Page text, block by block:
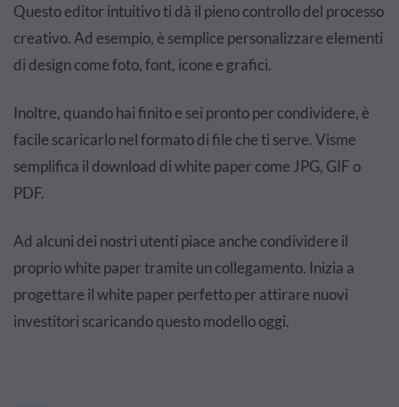
Questo editor intuitivo ti dà il pieno controllo del processo
creativo. Ad esempio, è semplice personalizzare elementi
di design come foto, font, icone e grafici.
Inoltre, quando hai finito e sei pronto per condividere, è
facile scaricarlo nel formato di file che ti serve. Visme
semplifica il download di white paper come JPG, GIF o
PDF.
Ad alcuni dei nostri utenti piace anche condividere il
proprio white paper tramite un collegamento. Inizia a
progettare il white paper perfetto per attirare nuovi
investitori scaricando questo modello oggi.